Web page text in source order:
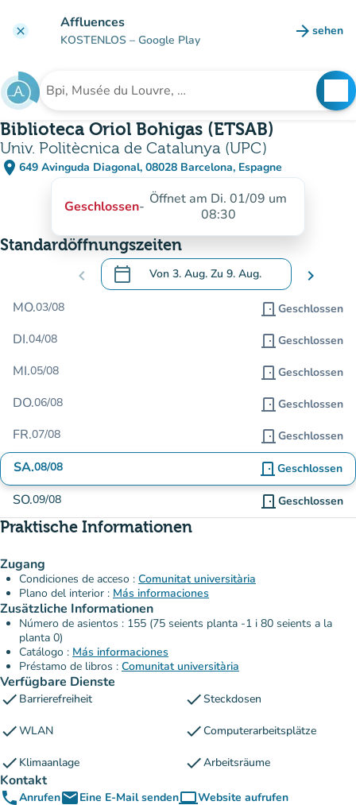
clear Affluences
KOSTENLOS – Google Play arrow_forward sehen
(new
Suche nach einer Einrichtung
Biblioteca Oriol Bohigas (ETSAB)
Univ. Politècnica de Catalunya (UPC)
place 649 Avinguda Diagonal, 08028 Barcelona, Espagne
(in Google Maps öffnen)
(new tab)
Geschlossen- Öffnet am Di. 01/09 um
08:30
Standardöffnungszeiten
chevron_left calendar_today Von 3. Aug. Zu 9. Aug.
.Öffnen Sie den Kalender, um Daten zu
chevron_right
MO.03/08 door_front Geschlossen
DI.04/08 door_front Geschlossen
MI.05/08 door_front Geschlossen
DO.06/08 door_front Geschlossen
FR.07/08 door_front Geschlossen
SA.08/08 door_front Geschlossen
SO.09/08 door_front Geschlossen
Praktische Informationen
Zugang
Condiciones de acceso : Comunitat universitària
Plano del interior : Más informaciones
Zusätzliche Informationen
Número de asientos : 155 (75 seients planta -1 i 80 seients a la
planta 0)
Catálogo : Más informaciones
Préstamo de libros : Comunitat universitària
Verfügbare Dienste
check Barrierefreiheit checkSteckdosen
checkWLAN checkComputerarbeitsplätze
check Klimaanlage checkArbeitsräume
Kontakt
phoneAnrufenemailEine E-Mail sendencomputerWebsite aufrufen